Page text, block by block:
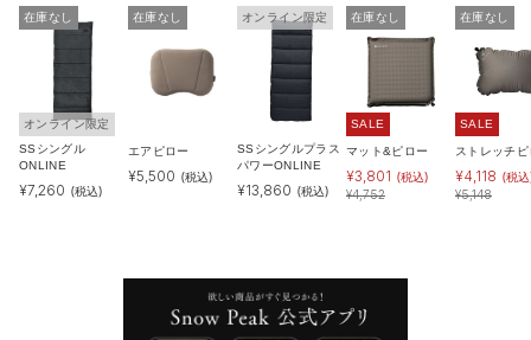
在庫なし
オンライン限定
SSシングル
ONLINE
¥7,260 (税込)
在庫なし
エアピロー
¥5,500 (税込)
オンライン限定
SSシングルプラス
パワーONLINE
¥13,860 (税込)
在庫なし
SALE
マット&ピロー
¥3,801 (税込)
¥4,752
在庫なし
SALE
ストレッチピ
¥4,118 (税
¥5,148